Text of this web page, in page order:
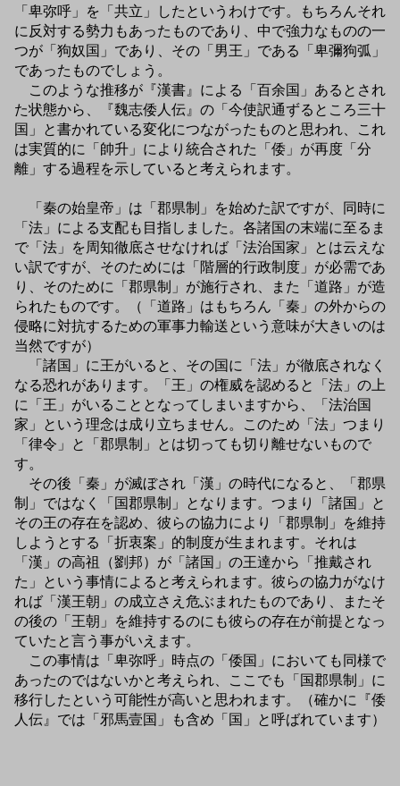
「卑弥呼」を「共立」したというわけです。もちろんそれ
に反対する勢力もあったものであり、中で強力なものの一
つが「狗奴国」であり、その「男王」である「卑彌狗弧」
であったものでしょう。
このような推移が『漢書』による「百余国」あるとされ
た状態から、『魏志倭人伝』の「今使訳通ずるところ三十
国」と書かれている変化につながったものと思われ、これ
は実質的に「帥升」により統合された「倭」が再度「分
離」する過程を示していると考えられます。
「秦の始皇帝」は「郡県制」を始めた訳ですが、同時に
「法」による支配も目指しました。各諸国の末端に至るま
で「法」を周知徹底させなければ「法治国家」とは云えな
い訳ですが、そのためには「階層的行政制度」が必需であ
り、そのために「郡県制」が施行され、また「道路」が造
られたものです。（「道路」はもちろん「秦」の外からの
侵略に対抗するための軍事力輸送という意味が大きいのは
当然ですが）
「諸国」に王がいると、その国に「法」が徹底されなく
なる恐れがあります。「王」の権威を認めると「法」の上
に「王」がいることとなってしまいますから、「法治国
家」という理念は成り立ちません。このため「法」つまり
「律令」と「郡県制」とは切っても切り離せないもので
す。
その後「秦」が滅ぼされ「漢」の時代になると、「郡県
制」ではなく「国郡県制」となります。つまり「諸国」と
その王の存在を認め、彼らの協力により「郡県制」を維持
しようとする「折衷案」的制度が生まれます。それは
「漢」の高祖（劉邦）が「諸国」の王達から「推戴され
た」という事情によると考えられます。彼らの協力がなけ
れば「漢王朝」の成立さえ危ぶまれたものであり、またそ
の後の「王朝」を維持するのにも彼らの存在が前提となっ
ていたと言う事がいえます。
この事情は「卑弥呼」時点の「倭国」においても同様で
あったのではないかと考えられ、ここでも「国郡県制」に
移行したという可能性が高いと思われます。（確かに『倭
人伝』では「邪馬壹国」も含め「国」と呼ばれています）